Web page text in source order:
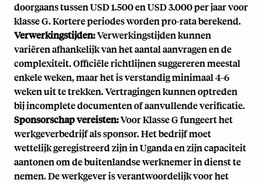
doorgaans tussen USD 1.500 en USD 3.000 per jaar voor
klasse G. Kortere periodes worden pro-rata berekend.
Verwerkingstijden:Verwerkingstijden kunnen
variëren afhankelijk van het aantal aanvragen en de
complexiteit. Officiële richtlijnen suggereren meestal
enkele weken, maar het is verstandig minimaal 4-6
weken uit te trekken. Vertragingen kunnen optreden
bij incomplete documenten of aanvullende verificatie.
Sponsorschap vereisten:Voor Klasse G fungeert het
werkgeverbedrijf als sponsor. Het bedrijf moet
wettelijk geregistreerd zijn in Uganda en zijn capaciteit
aantonen om de buitenlandse werknemer in dienst te
nemen. De werkgever is verantwoordelijk voor het